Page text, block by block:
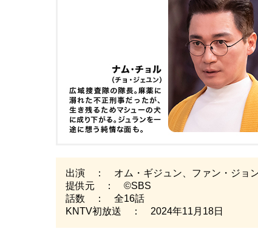
出演 ： オム・ギジュン、ファン・ジョン
提供元 ： ©SBS
話数 ： 全16話
KNTV初放送 ： 2024年11月18日